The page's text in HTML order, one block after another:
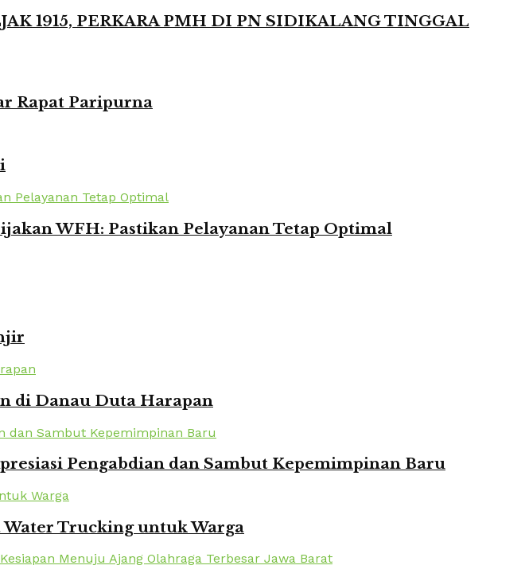
1915, PERKARA PMH DI PN SIDIKALANG TINGGAL
Rapat Paripurna
WFH: Pastikan Pelayanan Tetap Optimal
di Danau Duta Harapan
Pengabdian dan Sambut Kepemimpinan Baru
Water Trucking untuk Warga